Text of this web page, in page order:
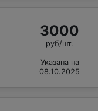
3000
руб/шт.
Указана на
08.10.2025